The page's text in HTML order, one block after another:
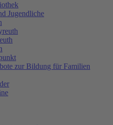
Jugendliche
zur Bildung für Familien